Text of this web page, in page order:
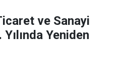
ve Sanayi
Yeniden